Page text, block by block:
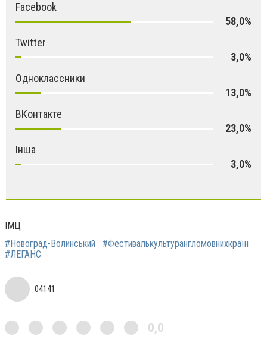
Facebook
58,0%
Twitter
3,0%
Одноклассники
13,0%
ВКонтакте
23,0%
Інша
3,0%
ІМЦ
#Новоград-Волинський
#Фестивалькультурангломовнихкраїн
#ЛЕГАНС
04141
0,0